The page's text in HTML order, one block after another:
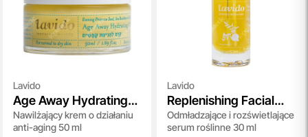
Lavido
Age Away Hydrating
Cream
Nawilżający krem o działaniu
anti-aging 50 ml
Lavido
Replenishing Facial
Serum
Odmładzające i rozświetlające
serum roślinne 30 ml